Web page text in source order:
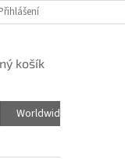
košík
Worldwide Shipping